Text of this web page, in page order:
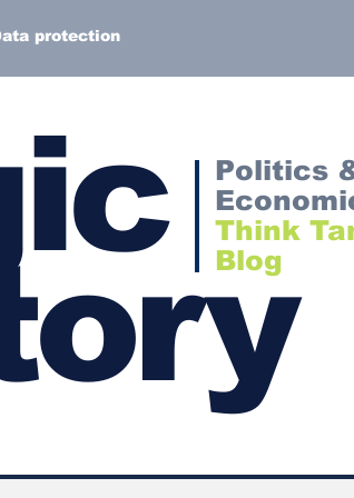
protection
Politics
Think
Blog